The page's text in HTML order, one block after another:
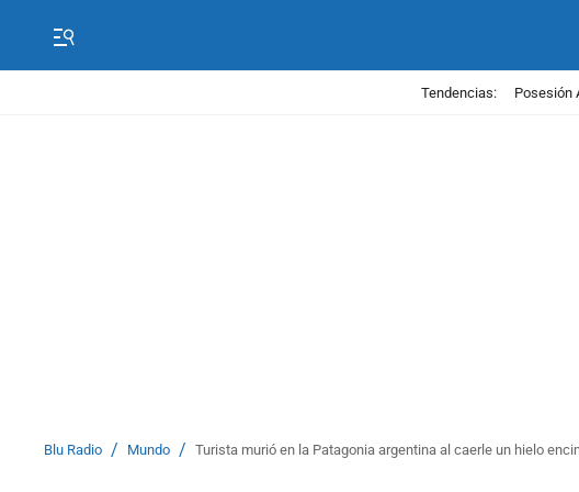
Tendencias: Posesión
Blu Radio / Mundo / Turista murió en la Patagonia argentina al caerle un hielo